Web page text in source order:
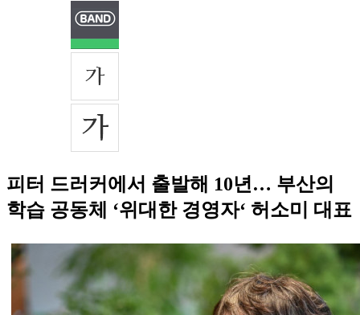
피터 드러커에서 출발해 10년… 부산의
학습 공동체 ‘위대한 경영자‘ 허소미 대표